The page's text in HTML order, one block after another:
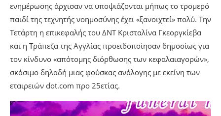
ενημέρωσης άρχισαν να υποψιάζονται μήπως το τρομερό
παιδί της τεχνητής νοημοσύνης έχει «ξανοιχτεί» πολύ. Την
Τετάρτη η επικεφαλής του ΔΝΤ Κρισταλίνα Γκεοργκίεβα
και η Τράπεζα της Αγγλίας προειδοποίησαν δημοσίως για
τον κίνδυνο «απότομης διόρθωσης των κεφαλαιαγορών»,
σκάσιμο δηλαδή μιας φούσκας ανάλογης με εκείνη των
εταιρειών dot.com προ 25ετίας.